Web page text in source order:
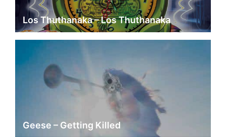
Los Thuthanaka – Los Thuthanaka
Geese – Getting Killed